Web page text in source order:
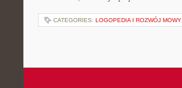
CATEGORIES: LOGOPEDIA I ROZWÓJ MOWY